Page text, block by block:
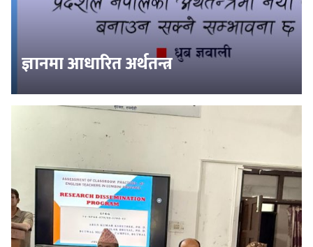
ज्ञानमा आधारित अर्थतन्त्र